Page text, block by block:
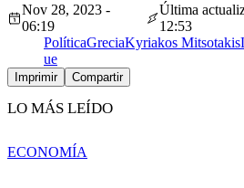
Nov 28, 2023 -
06:19
Última
12:53
PolíticaGreciaKyriakos Mitsotakis
ue
Imprimir Compartir
LO MÁS LEÍDO
ECONOMÍA